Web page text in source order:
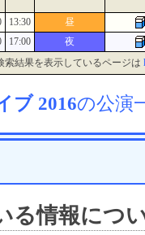
13:30
昼
17:00
夜
索結果を表示しているページは
ブ 2016の公演
る情報につ